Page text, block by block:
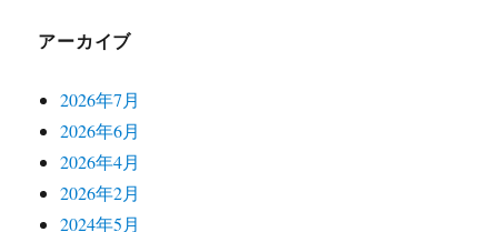
アーカイブ
2026年7月
2026年6月
2026年4月
2026年2月
2024年5月